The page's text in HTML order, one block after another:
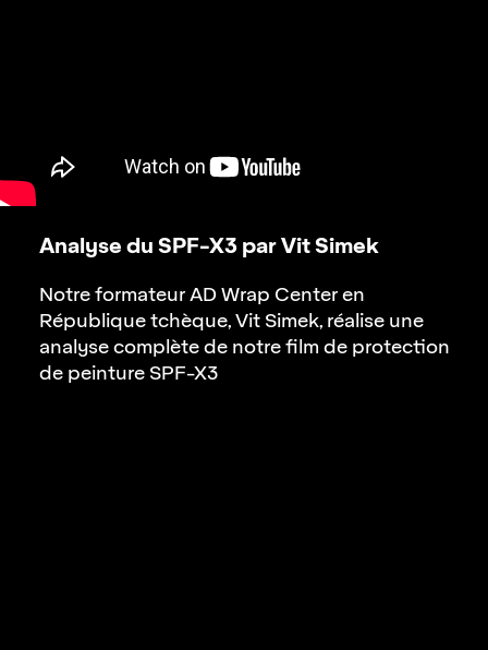
Analyse du SPF-X3 par Vit Simek
Notre formateur AD Wrap Center en
République tchèque, Vit Simek, réalise une
analyse complète de notre film de protection
de peinture SPF-X3